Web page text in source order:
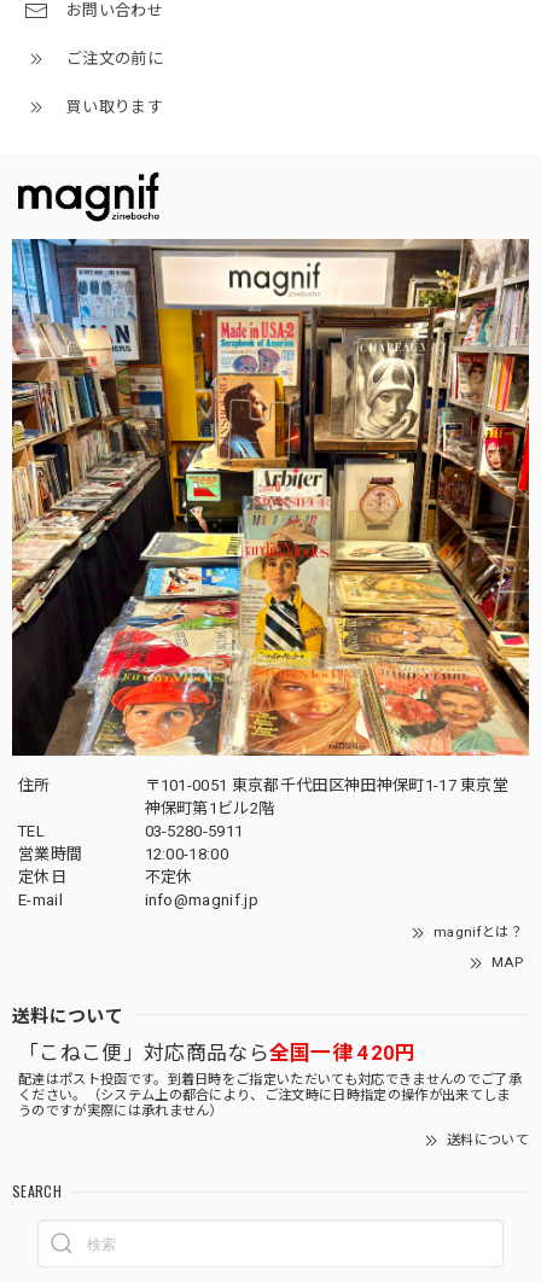
お問い合わせ
ご注文の前に
買い取ります
住所
〒101-0051 東京都千代田区神田神保町1-17 東京堂
神保町第1ビル2階
TEL
03-5280-5911
営業時間
12:00-18:00
定休日
不定休
E-mail
info@magnif.jp
magnifとは？
MAP
送料について
「こねこ便」対応商品なら全国一律 420円
配達はポスト投函です。到着日時をご指定いただいても対応できませんのでご了承
ください。（システム上の都合により、ご注文時に日時指定の操作が出来てしま
うのですが実際には承れません）
送料について
SEARCH